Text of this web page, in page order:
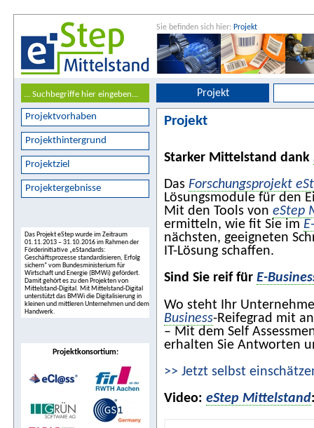
Sie befinden sich hier: Projekt
Projekt
Projektvorhaben
Projekthintergrund
Projektziel
Projektergebnisse
Das Projekt eStep wurde im Zeitraum
01.11.2013 – 31.10.2016 im Rahmen der
Förderinitiative „eStandards:
Geschäftsprozesse standardisieren, Erfolg
sichern“ vom Bundesministerium für
Wirtschaft und Energie (BMWi) gefördert.
Damit gehört es zu den Projekten von
Mittelstand-Digital. Mit Mittelstand-Digital
unterstützt das BMWi die Digitalisierung in
kleinen und mittleren Unternehmen und dem
Handwerk.
Projektkonsortium:
Projekt
Starker Mittelstand dank
Das Forschungsprojekt
Lösungsmodule für den
Mit den Tools von eStep
ermitteln, wie fit Sie im
nächsten, geeigneten
IT-Lösung schaffen.
Sind Sie reif für E-
Wo steht Ihr
Business-Reifegrad mit
– Mit dem Self
erhalten Sie Antworten
>> Jetzt selbst
Video: eStep Mittelstand